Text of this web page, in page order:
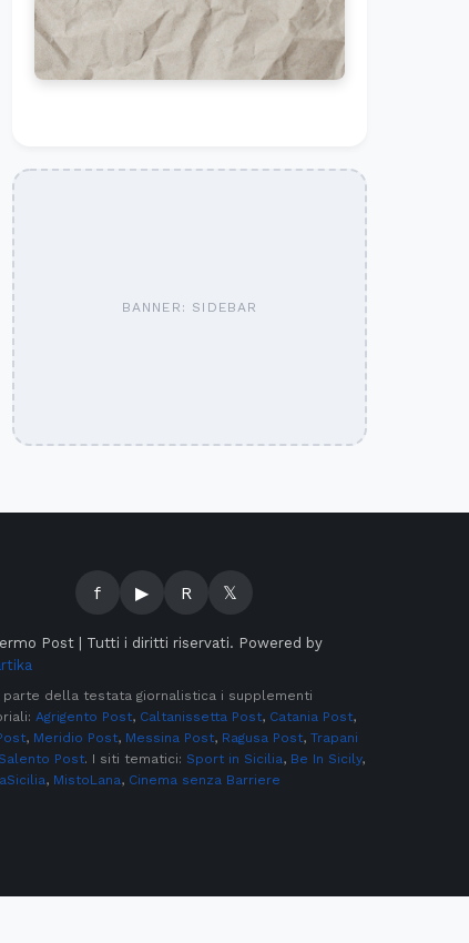
BANNER: SIDEBAR
f ▶ R 𝕏
Post | Tutti i diritti riservati. Powered by
parte della testata giornalistica i supplementi
Agrigento Post, Caltanissetta Post, Catania Post,
, Meridio Post, Messina Post, Ragusa Post,Trapani
Salento Post. I siti tematici: Sport in Sicilia, Be In Sicily,
, MistoLana, Cinema senza Barriere